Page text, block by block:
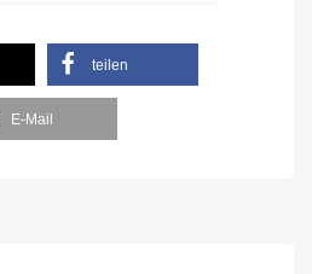
teilen
E-Mail